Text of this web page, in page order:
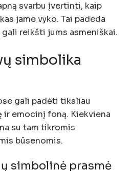
svarbu įvertinti, kaip
jame vyko. Tai padeda
reikšti jums asmeniškai.
simbolika
gali padėti tiksliau
ir emocinį foną. Kiekviena
su tam tikromis
būsenomis.
simbolinė prasmė